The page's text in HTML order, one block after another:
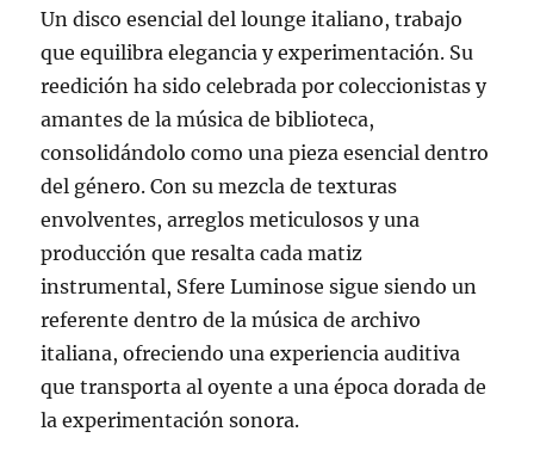
Un disco esencial del lounge italiano, trabajo
que equilibra elegancia y experimentación. Su
reedición ha sido celebrada por coleccionistas y
amantes de la música de biblioteca,
consolidándolo como una pieza esencial dentro
del género. Con su mezcla de texturas
envolventes, arreglos meticulosos y una
producción que resalta cada matiz
instrumental, Sfere Luminose sigue siendo un
referente dentro de la música de archivo
italiana, ofreciendo una experiencia auditiva
que transporta al oyente a una época dorada de
la experimentación sonora.